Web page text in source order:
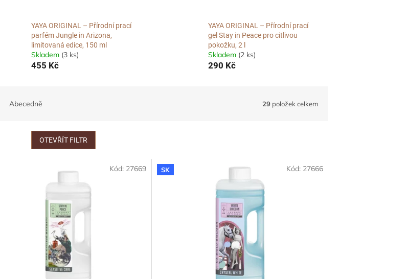
YAYA ORIGINAL – Přírodní prací
parfém Jungle in Arizona,
limitovaná edice, 150 ml
Skladem (3 ks)
455 Kč
YAYA ORIGINAL – Přírodní prací
gel Stay in Peace pro citlivou
pokožku, 2 l
Skladem (2 ks)
290 Kč
Abecedně 29položek celkem
OTEVŘÍT FILTR
Kód: 27669 SK Kód: 27666